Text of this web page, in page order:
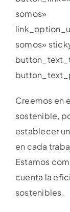
somos»
somos»
Creemos en
sostenible,
establecer
en cada
Estamos
cuenta la
sostenibles.